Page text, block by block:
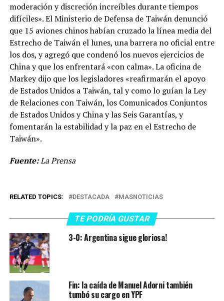
moderación y discreción increíbles durante tiempos
difíciles». El Ministerio de Defensa de Taiwán denunció
que 15 aviones chinos habían cruzado la línea media del
Estrecho de Taiwán el lunes, una barrera no oficial entre
los dos, y agregó que condenó los nuevos ejercicios de
China y que los enfrentará «con calma». La oficina de
Markey dijo que los legisladores «reafirmarán el apoyo
de Estados Unidos a Taiwán, tal y como lo guían la Ley
de Relaciones con Taiwán, los Comunicados Conjuntos
de Estados Unidos y China y las Seis Garantías, y
fomentarán la estabilidad y la paz en el Estrecho de
Taiwán».
Fuente:La Prensa
RELATED TOPICS: DESTACADA MASNOTICIAS
TE PODRÍA GUSTAR
3-0: Argentina sigue gloriosa!
Fin: la caída de Manuel Adorni también
tumbó su cargo en YPF